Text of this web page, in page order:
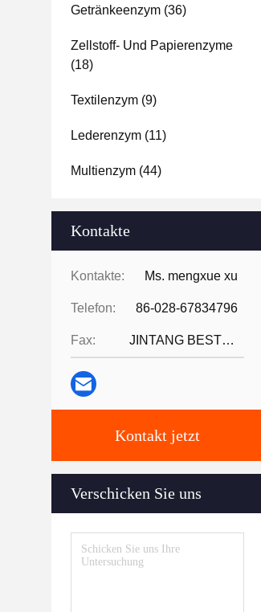
Getränkeenzym (36)
Zellstoff- Und Papierenzyme
(18)
Textilenzym (9)
Lederenzym (11)
Multienzym (44)
Kontakte
Kontakte: Ms. mengxue xu
Telefon: 86-028-67834796
Fax: JINTANG BESTWAY TECHNOLOGY CO
Kontakt jetzt
Verschicken Sie uns